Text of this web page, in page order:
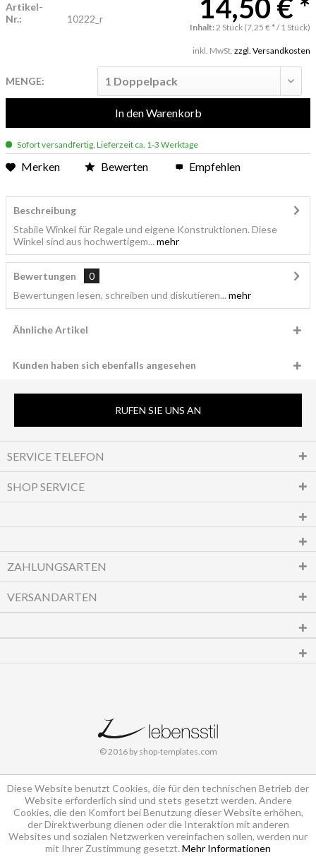
Artikel-
Nr.:
10222_r 14,50 € *
Inhalt:2 Stück (7,25 € * / 1 Stück)
inkl. MwSt. zzgl. Versandkosten
MENGE:
In denWarenkorb
Sofort versandfertig, Lieferzeit ca. 1-3 Werktage
Merken Bewerten Empfehlen
Beschreibung
Stabile Winkel für Regale und eigene Konstruktionen. Diese
Winkel sind aus hochwertigem... mehr
Bewertungen
0
Bewertungen lesen, schreiben und diskutieren... mehr
Ähnliche Artikel
Kunden haben sich ebenfalls angesehen
RUFEN SIE UNS AN
SERVICE TELEFON
SHOP SERVICE
ZAHLUNGSARTEN
VERSANDARTEN
© 2016 by shop-templates.com
Diese Website benutzt Cookies, die für den technischen Betrieb der
Website erforderlich sind und stets gesetzt werden. Andere
Cookies, die den Komfort bei Benutzung dieser Website erhöhen,
der Direktwerbung dienen oder die Interaktion mit anderen
Websites und sozialen Netzwerken vereinfachen sollen, werden nur
mit Ihrer Zustimmung gesetzt. Mehr Informationen